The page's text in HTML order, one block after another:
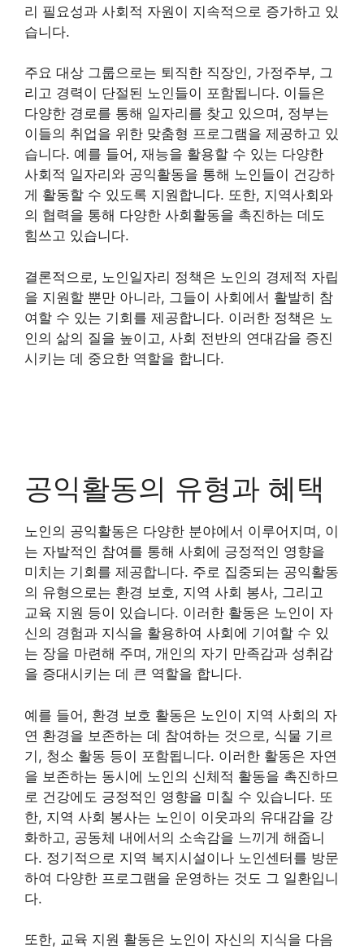
리 필요성과 사회적 자원이 지속적으로 증가하고 있
습니다.
주요 대상 그룹으로는 퇴직한 직장인, 가정주부, 그
리고 경력이 단절된 노인들이 포함됩니다. 이들은
다양한 경로를 통해 일자리를 찾고 있으며, 정부는
이들의 취업을 위한 맞춤형 프로그램을 제공하고 있
습니다. 예를 들어, 재능을 활용할 수 있는 다양한
사회적 일자리와 공익활동을 통해 노인들이 건강하
게 활동할 수 있도록 지원합니다. 또한, 지역사회와
의 협력을 통해 다양한 사회활동을 촉진하는 데도
힘쓰고 있습니다.
결론적으로, 노인일자리 정책은 노인의 경제적 자립
을 지원할 뿐만 아니라, 그들이 사회에서 활발히 참
여할 수 있는 기회를 제공합니다. 이러한 정책은 노
인의 삶의 질을 높이고, 사회 전반의 연대감을 증진
시키는 데 중요한 역할을 합니다.
공익활동의 유형과 혜택
노인의 공익활동은 다양한 분야에서 이루어지며, 이
는 자발적인 참여를 통해 사회에 긍정적인 영향을
미치는 기회를 제공합니다. 주로 집중되는 공익활동
의 유형으로는 환경 보호, 지역 사회 봉사, 그리고
교육 지원 등이 있습니다. 이러한 활동은 노인이 자
신의 경험과 지식을 활용하여 사회에 기여할 수 있
는 장을 마련해 주며, 개인의 자기 만족감과 성취감
을 증대시키는 데 큰 역할을 합니다.
예를 들어, 환경 보호 활동은 노인이 지역 사회의 자
연 환경을 보존하는 데 참여하는 것으로, 식물 기르
기, 청소 활동 등이 포함됩니다. 이러한 활동은 자연
을 보존하는 동시에 노인의 신체적 활동을 촉진하므
로 건강에도 긍정적인 영향을 미칠 수 있습니다. 또
한, 지역 사회 봉사는 노인이 이웃과의 유대감을 강
화하고, 공동체 내에서의 소속감을 느끼게 해줍니
다. 정기적으로 지역 복지시설이나 노인센터를 방문
하여 다양한 프로그램을 운영하는 것도 그 일환입니
다.
또한, 교육 지원 활동은 노인이 자신의 지식을 다음